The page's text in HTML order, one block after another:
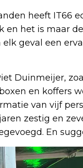
heeft IT66
en het is maar
elk geval een
Duinmeijer,
en koffers
van vijf
zestig en
En